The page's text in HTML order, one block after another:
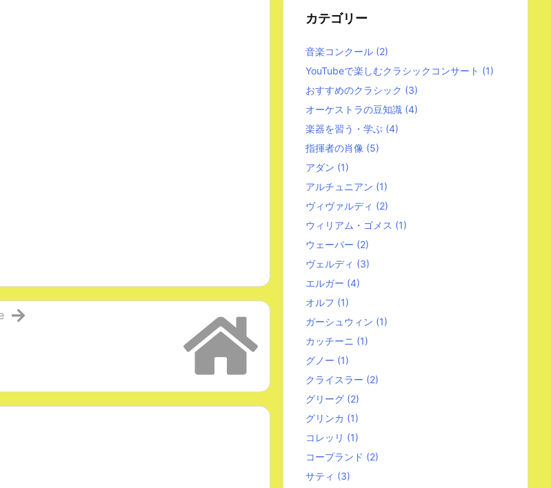
カテゴリー
音楽コンクール (2)
YouTubeで楽しむクラシックコンサート (1)
おすすめのクラシック (3)
オーケストラの豆知識 (4)
楽器を習う・学ぶ (4)
指揮者の肖像 (5)
アダン (1)
アルチュニアン (1)
ヴィヴァルディ (2)
ウィリアム・ゴメス (1)
ウェーバー (2)
ヴェルディ (3)
エルガー (4)
オルフ (1)
ガーシュウィン (1)
カッチーニ (1)
グノー (1)
クライスラー (2)
グリーグ (2)
グリンカ (1)
コレッリ (1)
コープランド (2)
サティ (3)